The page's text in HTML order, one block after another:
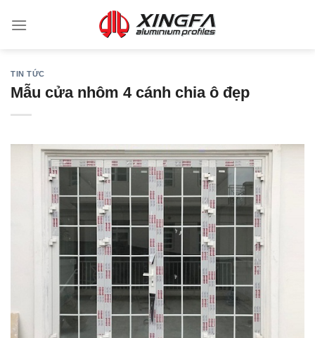
TIN TỨC
Mẫu cửa nhôm 4 cánh chia ô đẹp